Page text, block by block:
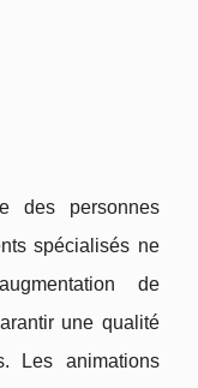
des personnes
spécialisés ne
de
une qualité
Les animations